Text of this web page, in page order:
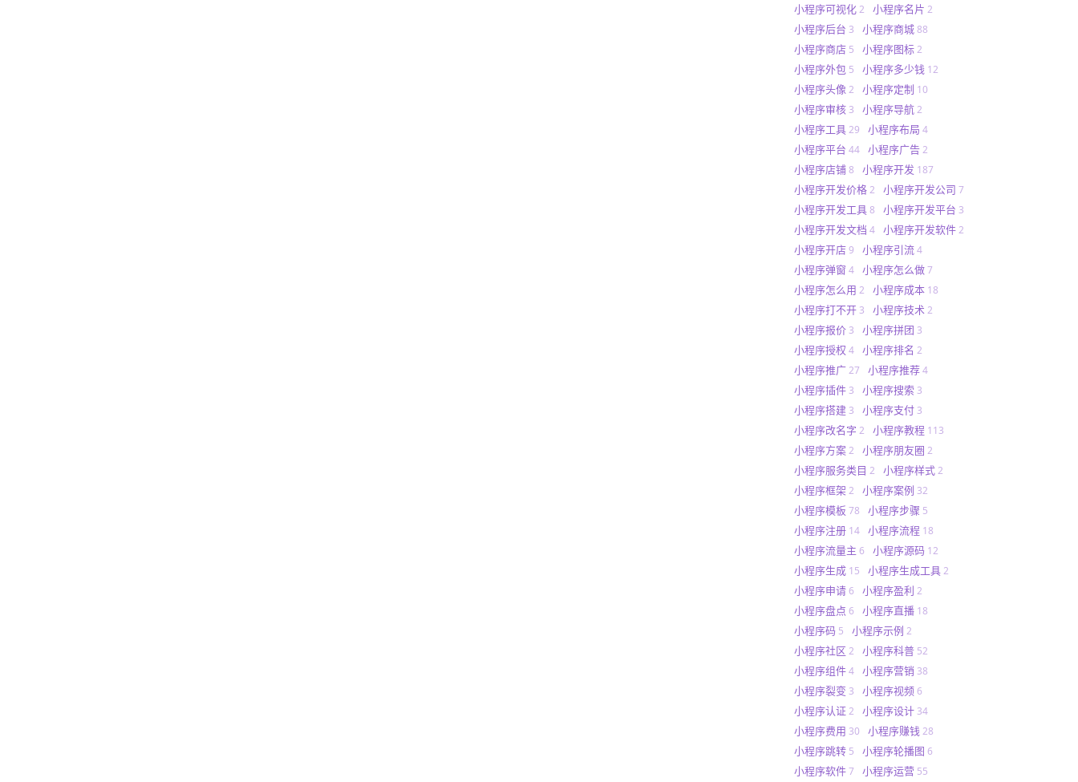
小程序可视化 2 小程序名片 2
小程序后台 3 小程序商城 88
小程序商店 5 小程序图标 2
小程序外包 5 小程序多少钱 12
小程序头像 2 小程序定制 10
小程序审核 3 小程序导航 2
小程序工具 29 小程序布局 4
小程序平台 44 小程序广告 2
小程序店铺 8 小程序开发 187
小程序开发价格 2 小程序开发公司 7
小程序开发工具 8 小程序开发平台 3
小程序开发文档 4 小程序开发软件 2
小程序开店 9 小程序引流 4
小程序弹窗 4 小程序怎么做 7
小程序怎么用 2 小程序成本 18
小程序打不开 3 小程序技术 2
小程序报价 3 小程序拼团 3
小程序授权 4 小程序排名 2
小程序推广 27 小程序推荐 4
小程序插件 3 小程序搜索 3
小程序搭建 3 小程序支付 3
小程序改名字 2 小程序教程 113
小程序方案 2 小程序朋友圈 2
小程序服务类目 2 小程序样式 2
小程序框架 2 小程序案例 32
小程序模板 78 小程序步骤 5
小程序注册 14 小程序流程 18
小程序流量主 6 小程序源码 12
小程序生成 15 小程序生成工具 2
小程序申请 6 小程序盈利 2
小程序盘点 6 小程序直播 18
小程序码 5 小程序示例 2
小程序社区 2 小程序科普 52
小程序组件 4 小程序营销 38
小程序裂变 3 小程序视频 6
小程序认证 2 小程序设计 34
小程序费用 30 小程序赚钱 28
小程序跳转 5 小程序轮播图 6
小程序软件 7 小程序运营 55